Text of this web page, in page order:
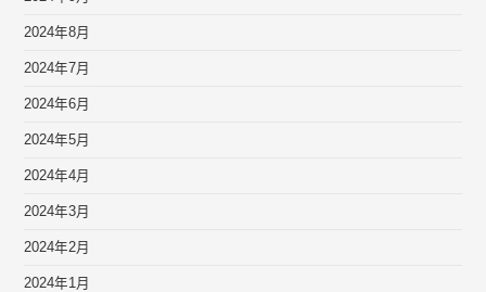
2024年8月
2024年7月
2024年6月
2024年5月
2024年4月
2024年3月
2024年2月
2024年1月